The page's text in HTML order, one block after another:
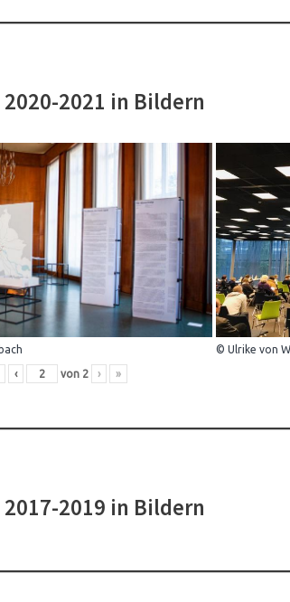
2020-2021 in Bildern
© Ulrike von
‹ von 2 › »
2017-2019 in Bildern